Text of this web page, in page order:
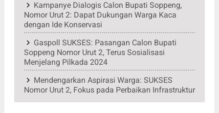
Kampanye Dialogis Calon Bupati Soppeng,
Nomor Urut 2: Dapat Dukungan Warga Kaca
dengan Ide Konservasi
Gaspoll SUKSES: Pasangan Calon Bupati
Soppeng Nomor Urut 2, Terus Sosialisasi
Menjelang Pilkada 2024
Mendengarkan Aspirasi Warga: SUKSES
Nomor Urut 2, Fokus pada Perbaikan Infrastruktur